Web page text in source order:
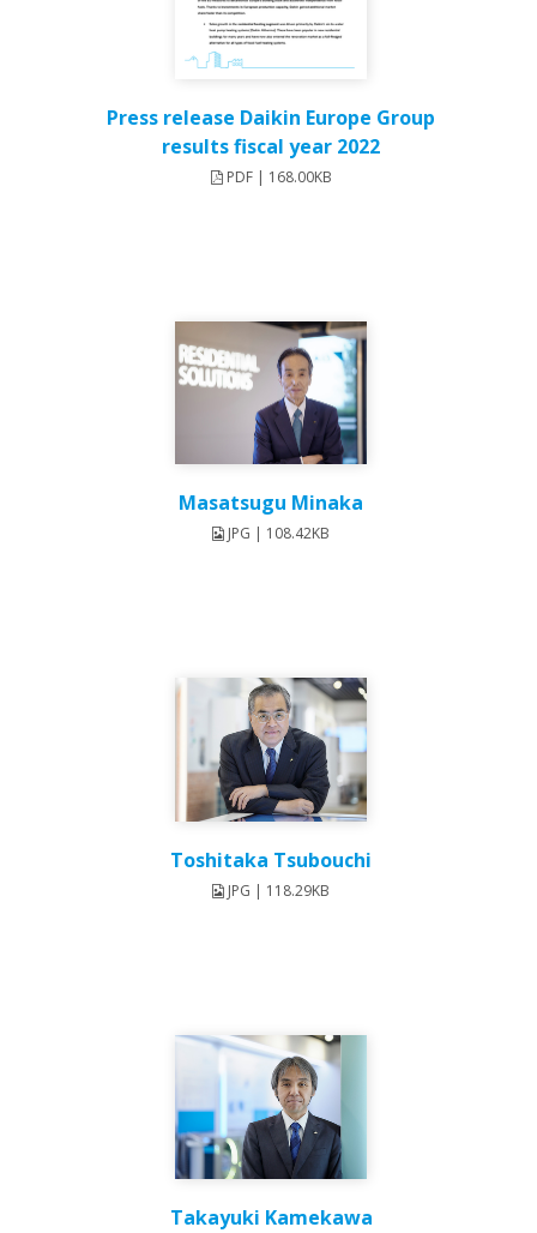
Press release Daikin Europe Group
results fiscal year 2022
PDF | 168.00KB
Masatsugu Minaka
JPG | 108.42KB
Toshitaka Tsubouchi
JPG | 118.29KB
Takayuki Kamekawa